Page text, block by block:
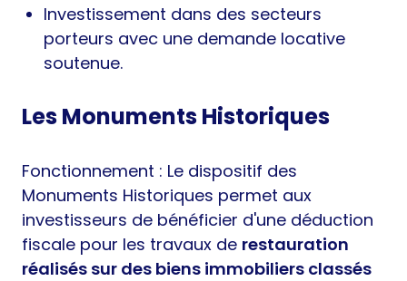
Investissement dans des secteurs
porteurs avec une demande locative
soutenue.
Les Monuments Historiques
Fonctionnement : Le dispositif des
Monuments Historiques permet aux
investisseurs de bénéficier d'une déduction
fiscale pour les travaux de restauration
réalisés sur des biens immobiliers classés